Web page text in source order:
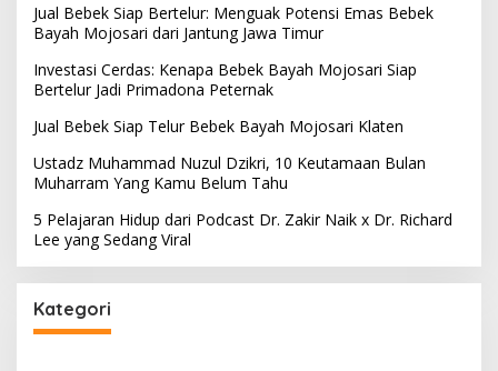
r
:
Jual Bebek Siap Bertelur: Menguak Potensi Emas Bebek
Bayah Mojosari dari Jantung Jawa Timur
Investasi Cerdas: Kenapa Bebek Bayah Mojosari Siap
Bertelur Jadi Primadona Peternak
Jual Bebek Siap Telur Bebek Bayah Mojosari Klaten
Ustadz Muhammad Nuzul Dzikri, 10 Keutamaan Bulan
Muharram Yang Kamu Belum Tahu
5 Pelajaran Hidup dari Podcast Dr. Zakir Naik x Dr. Richard
Lee yang Sedang Viral
Kategori